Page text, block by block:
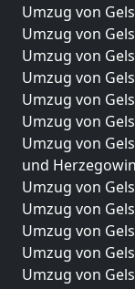
Umzug von
Umzug von
Umzug von
Umzug von
Umzug von
Umzug von
Umzug von
und
Umzug von
Umzug von
Umzug von
Umzug von
Umzug von